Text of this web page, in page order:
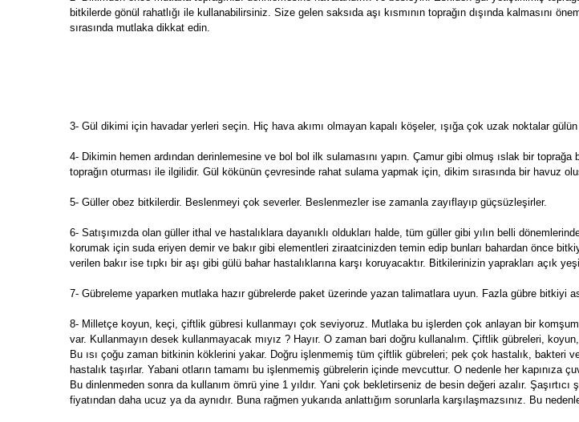
bitkilerde gönül rahatlığı ile kullanabilirsiniz. Size gelen saksıda aşı kısmının toprağın dışında kalmasını
sırasında mutlaka dikkat edin.
3- Gül dikimi için havadar yerleri seçin. Hiç hava akımı olmayan kapalı köşeler, ışığa çok uzak noktalar
4- Dikimin hemen ardından derinlemesine ve bol bol ilk sulamasını yapın. Çamur gibi olmuş ıslak bir
toprağın oturması ile ilgilidir. Gül kökünün çevresinde rahat sulama yapmak için, dikim sırasında bir havuz
5- Güller obez bitkilerdir. Beslenmeyi çok severler. Beslenmezler ise zamanla zayıflayıp güçsüzleşirler.
6- Satışımızda olan güller ithal ve hastalıklara dayanıklı oldukları halde, tüm güller gibi yılın belli
korumak için suda eriyen demir ve bakır gibi elementleri ziraatcinizden temin edip bunları bahardan önce
verilen bakır ise tıpkı bir aşı gibi gülü bahar hastalıklarına karşı koruyacaktır. Bitkilerinizin yaprakları açık
7- Gübreleme yaparken mutlaka hazır gübrelerde paket üzerinde yazan talimatlara uyun. Fazla gübre bitkiyi
8- Milletçe koyun, keçi, çiftlik gübresi kullanmayı çok seviyoruz. Mutlaka bu işlerden çok anlayan bir
var. Kullanmayın desek kullanmayacak mıyız ? Hayır. O zaman bari doğru kullanalım. Çiftlik gübreleri,
Bu ısı çoğu zaman bitkinin köklerini yakar. Doğru işlenmemiş tüm çiftlik gübreleri; pek çok hastalık,
hastalık taşırlar. Yabani otların tamamı bu işlenmemiş gübrelerin içinde mevcuttur. O nedenle her kapınıza
Bu dinlenmeden sonra da kullanım ömrü yine 1 yıldır. Yani çok bekletirseniz de besin değeri azalır.
fiyatından daha ucuz ya da aynıdır. Buna rağmen yukarıda anlattığım sorunlarla karşılaşmazsınız. Bu